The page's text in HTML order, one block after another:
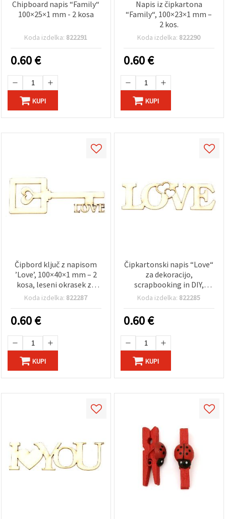
Chipboard napis “Family“
100×25×1 mm - 2 kosa
Koda izdelka: 822291
0.60€
KUPI
Napis iz čipkartona
“Family“, 100×23×1 mm –
2 kos.
Koda izdelka: 822290
0.60€
KUPI
Čipbord ključ z napisom
’Love’, 100×40×1 mm – 2
kosa, leseni okrasek za
scrapbooking, izdelavo
praznične projekte
Koda izdelka: 822287
0.60€
KUPI
Čipkartonski napis “Love“
za dekoracijo,
scrapbooking in DIY,
100×30×1 mm – 2 kosa
Koda izdelka: 822285
0.60€
KUPI